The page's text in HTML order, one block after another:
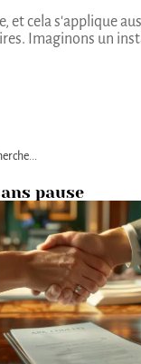
et cela s'applique
Imaginons un
pause